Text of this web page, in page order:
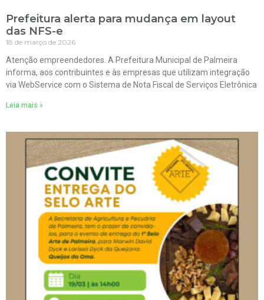
Prefeitura alerta para mudança em layout
das NFS-e
18 de março de 2026
Atenção empreendedores. A Prefeitura Municipal de Palmeira
informa, aos contribuintes e às empresas que utilizam integração
via WebService com o Sistema de Nota Fiscal de Serviços Eletrônica
Leia mais »